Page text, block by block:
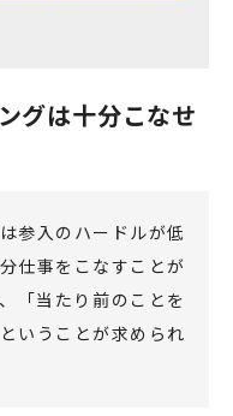
グは十分こなせ
参入のハードルが低
仕事をこなすことが
「当たり前のことを
いうことが求められ